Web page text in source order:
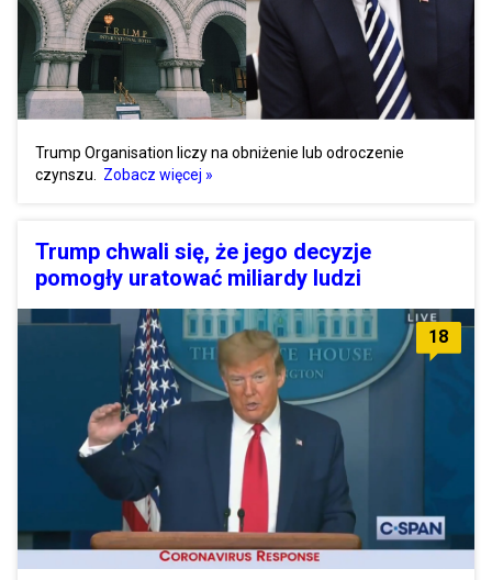
Trump Organisation liczy na obniżenie lub odroczenie
czynszu. Zobacz więcej »
Trump chwali się, że jego decyzje
pomogły uratować miliardy ludzi
18